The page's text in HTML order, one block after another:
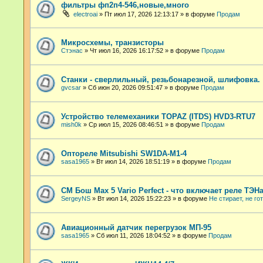
фильтры фп2п4-546,новые,много
electroai » Пт июл 17, 2026 12:13:17 » в форуме Продам
Микросхемы, транзисторы
Стэнас » Чт июл 16, 2026 16:17:52 » в форуме Продам
Станки - сверлильный, резьбонарезной, шлифовка.
gvcsar » Сб июн 20, 2026 09:51:47 » в форуме Продам
Устройство телемеханики TOPAZ (ITDS) HVD3-RTU7
mish0k » Ср июл 15, 2026 08:46:51 » в форуме Продам
Оптореле Mitsubishi SW1DA-M1-4
sasa1965 » Вт июл 14, 2026 18:51:19 » в форуме Продам
СМ Бош Max 5 Vario Perfect - что включает реле
SergeyNS » Вт июл 14, 2026 15:22:23 » в форуме Не стирает, не
Авиационный датчик перегрузок МП-95
sasa1965 » Сб июл 11, 2026 18:04:52 » в форуме Продам